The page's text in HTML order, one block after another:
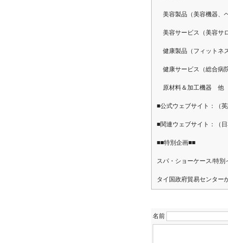
美容製品（美容機器、
美容サービス（美容サ
健康製品（フィットネ
健康サービス（総合病
原材料＆加工機器 他
■公式ウェブサイト：（
■関連ウェブサイト：（
■■特別企画■■
スパ・ショーケース/特
タイ国政府貿易センター
名前